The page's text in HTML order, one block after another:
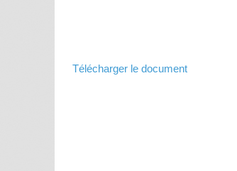
Télécharger le document